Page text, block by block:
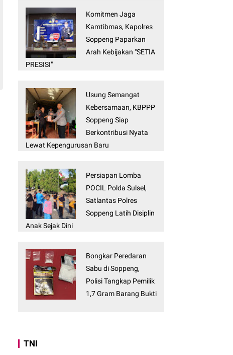
Komitmen Jaga
Kamtibmas, Kapolres
Soppeng Paparkan
Arah Kebijakan "SETIA
PRESISI"
Usung Semangat
Kebersamaan, KBPPP
Soppeng Siap
Berkontribusi Nyata
Lewat Kepengurusan Baru
Persiapan Lomba
POCIL Polda Sulsel,
Satlantas Polres
Soppeng Latih Disiplin
Anak Sejak Dini
Bongkar Peredaran
Sabu di Soppeng,
Polisi Tangkap Pemilik
1,7 Gram Barang Bukti
TNI